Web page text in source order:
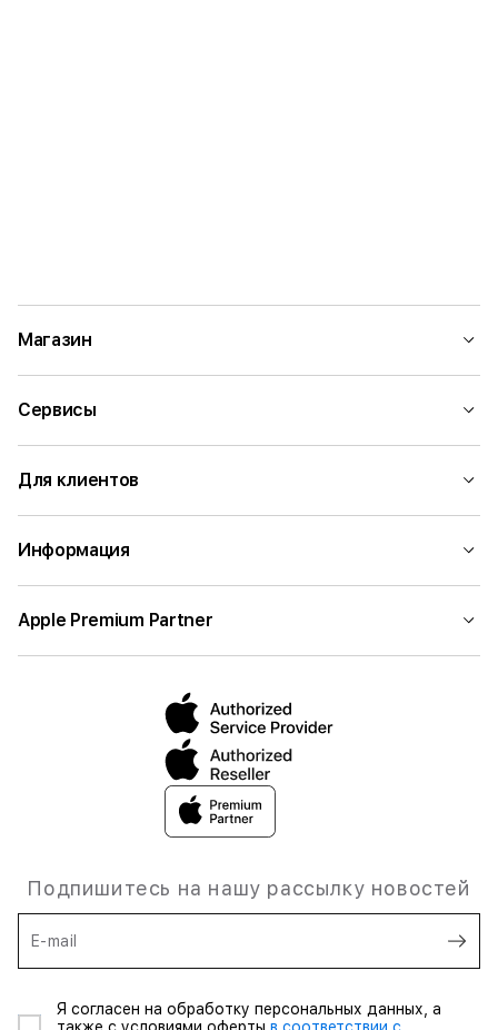
Магазин
Сервисы
Для клиентов
Информация
Apple Premium Partner
Подпишитесь на нашу рассылку новостей
E-mail
Я согласен на обработку персональных данных, а
также с условиями оферты в соответствии с